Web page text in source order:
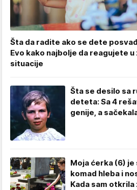
Šta da radite ako se dete
Evo kako najbolje da reagujete
situacije
Šta se desilo sa
deteta: Sa 4
genije, a
Moja ćerka (6)
komad hleba i
Kada sam otkrila